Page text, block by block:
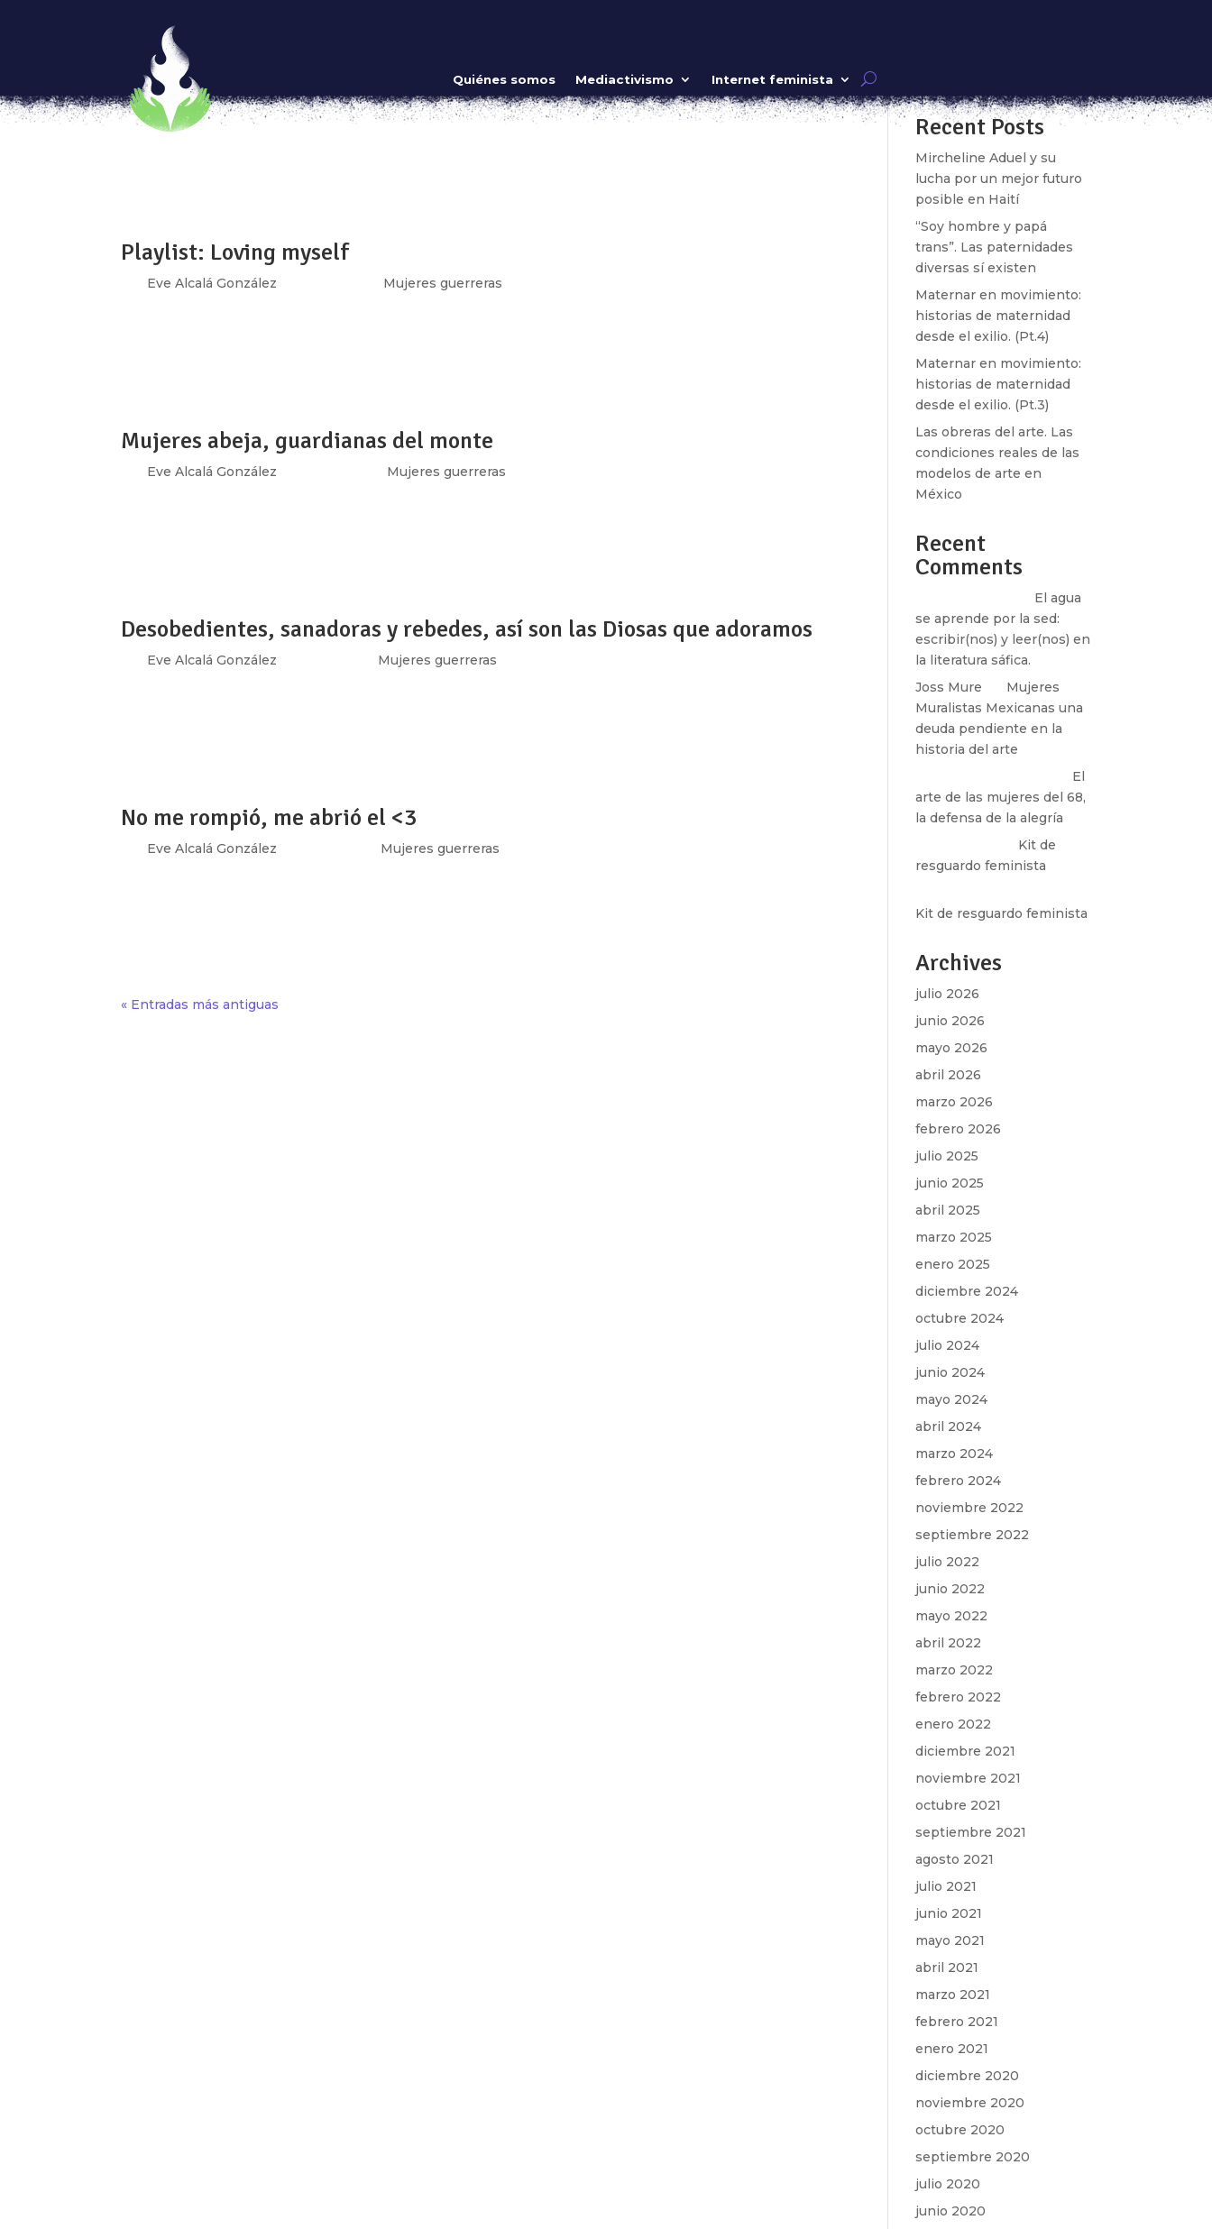
Quiénes somos Mediactivismo Internet feminista
Tenerme toda para mí
por Eve Alcalá González|Abr 6, 2020|Mujeres guerreras
[vc_row type=»in_container» full_screen_row_position=»middle» scene_position=»center» text_color=»dark»
Playlist: Loving myself
Eve Alcalá González Mujeres guerreras
Mujeres abeja, guardianas del monte
Eve Alcalá González Mujeres guerreras
Desobedientes, sanadoras y rebedes, así son las Diosas que adoramos
Eve Alcalá González Mujeres guerreras
No me rompió, me abrió el <3
Eve Alcalá González Mujeres guerreras
« Entradas más antiguas
Recent Posts
Mircheline Aduel y su
lucha por un mejor futuro
posible en Haití
“Soy hombre y papá
trans”. Las paternidades
diversas sí existen
Maternar en movimiento:
historias de maternidad
desde el exilio. (Pt.4)
Maternar en movimiento:
historias de maternidad
desde el exilio. (Pt.3)
Las obreras del arte. Las
condiciones reales de las
modelos de arte en
México
Recent
Comments
El agua
se aprende por la sed:
escribir(nos) y leer(nos) en
la literatura sáfica.
Joss Mure
Mujeres
Muralistas Mexicanas una
deuda pendiente en la
historia del arte
El
arte de las mujeres del 68,
la defensa de la alegría
Kit de
resguardo feminista
Kit de resguardo feminista
Archives
julio 2026
junio 2026
mayo 2026
abril 2026
marzo 2026
febrero 2026
julio 2025
junio 2025
abril 2025
marzo 2025
enero 2025
diciembre 2024
octubre 2024
julio 2024
junio 2024
mayo 2024
abril 2024
marzo 2024
febrero 2024
noviembre 2022
septiembre 2022
julio 2022
junio 2022
mayo 2022
abril 2022
marzo 2022
febrero 2022
enero 2022
diciembre 2021
noviembre 2021
octubre 2021
septiembre 2021
agosto 2021
julio 2021
junio 2021
mayo 2021
abril 2021
marzo 2021
febrero 2021
enero 2021
diciembre 2020
noviembre 2020
octubre 2020
septiembre 2020
julio 2020
junio 2020